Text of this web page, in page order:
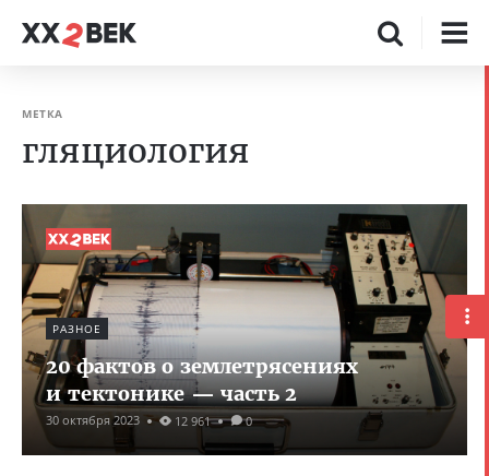
МЕТКА
гляциология
РАЗНОЕ
20 фактов о землетрясениях
и тектонике — часть 2
30 октября 2023 12 961 0